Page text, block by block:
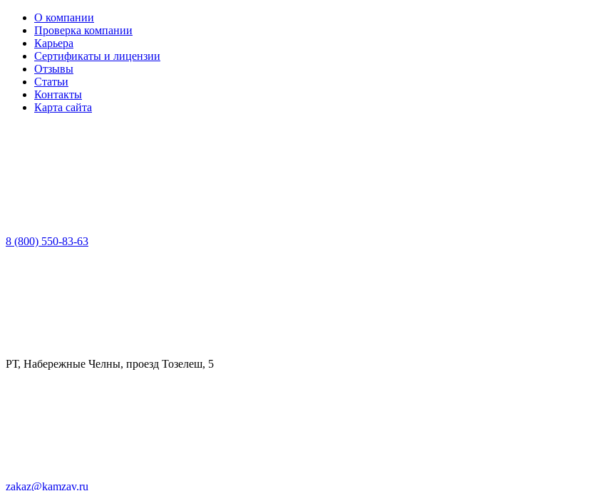
О компании
Проверка компании
Карьера
Сертификаты и лицензии
Отзывы
Статьи
Контакты
Карта сайта
8 (800) 550-83-63
РТ, Набережные Челны, проезд Тозелеш, 5
zakaz@kamzav.ru